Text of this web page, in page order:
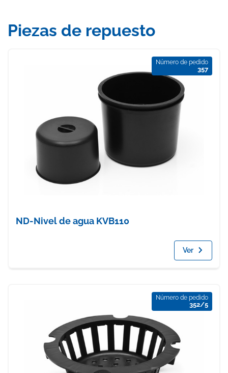
Piezas de repuesto
Número de pedido
357
ND-Nivel de agua KVB110
Ver
Número de pedido
352/5